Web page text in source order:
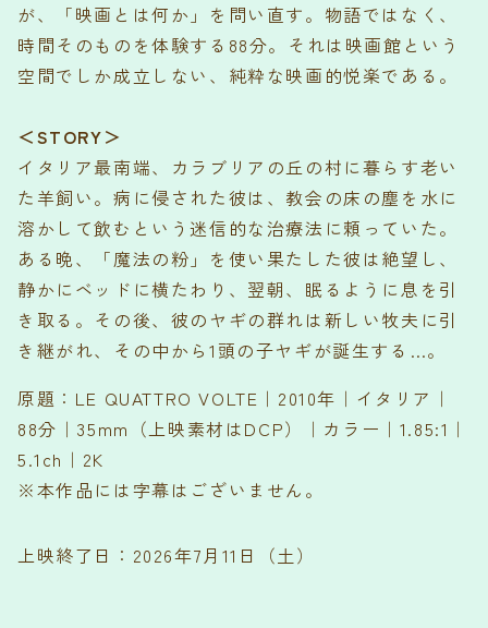
が、「映画とは何か」を問い直す。物語ではなく、
時間そのものを体験する88分。それは映画館という
空間でしか成立しない、純粋な映画的悦楽である。
＜STORY＞
イタリア最南端、カラブリアの丘の村に暮らす老い
た羊飼い。病に侵された彼は、教会の床の塵を水に
溶かして飲むという迷信的な治療法に頼っていた。
ある晩、「魔法の粉」を使い果たした彼は絶望し、
静かにベッドに横たわり、翌朝、眠るように息を引
き取る。その後、彼のヤギの群れは新しい牧夫に引
き継がれ、その中から1頭の子ヤギが誕生する…。
原題：LE QUATTRO VOLTE｜2010年｜イタリア｜
88分｜35mm（上映素材はDCP）｜カラー｜1.85:1｜
5.1ch｜2K
※本作品には字幕はございません。
上映終了日：2026年7月11日（土）